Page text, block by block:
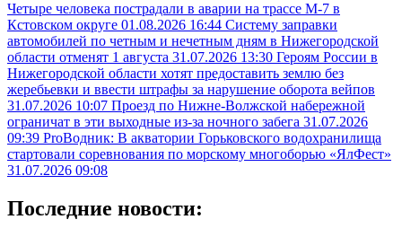
Четыре человека пострадали в аварии на трассе М-7 в
Кстовском округе 01.08.2026 16:44 Систему заправки
автомобилей по четным и нечетным дням в Нижегородской
области отменят 1 августа 31.07.2026 13:30 Героям России в
Нижегородской области хотят предоставить землю без
жеребьевки и ввести штрафы за нарушение оборота вейпов
31.07.2026 10:07 Проезд по Нижне-Волжской набережной
ограничат в эти выходные из-за ночного забега 31.07.2026
09:39 ProВодник: В акватории Горьковского водохранилища
стартовали соревнования по морскому многоборью «ЯлФест»
31.07.2026 09:08
Последние новости: